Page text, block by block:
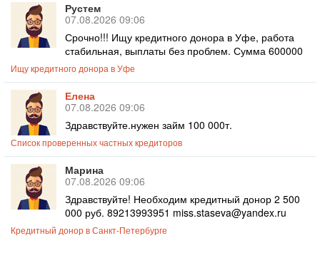
Рустем
07.08.2026 09:06
Срочно!!! Ищу кредитного донора в Уфе, работа
стабильная, выплаты без проблем. Сумма 600000
Ищу кредитного донора в Уфе
Елена
07.08.2026 09:06
Здравствуйте.нужен займ 100 000т.
Список проверенных частных кредиторов
Марина
07.08.2026 09:06
Здравствуйте! Необходим кредитный донор 2 500
000 руб. 89213993951 miss.staseva@yandex.ru
Кредитный донор в Санкт-Петербурге